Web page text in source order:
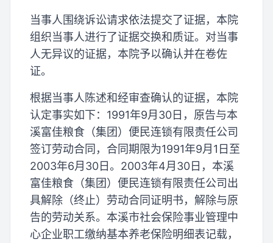
当事人围绕诉讼请求依法提交了证据，本院
组织当事人进行了证据交换和质证。对当事
人无异议的证据，本院予以确认并在卷佐
证。
根据当事人陈述和经审查确认的证据，本院
认定事实如下：1991年9月30日，原告与本
溪富佳粮食（集团）便民连锁有限责任公司
签订劳动合同，合同期限为1991年9月1日至
2003年6月30日。2003年4月30日，本溪
富佳粮食（集团）便民连锁有限责任公司出
具解除（终止）劳动合同证明书，解除与原
告的劳动关系。本溪市社会保险事业管理中
心企业职工缴纳基本养老保险明细表记载，